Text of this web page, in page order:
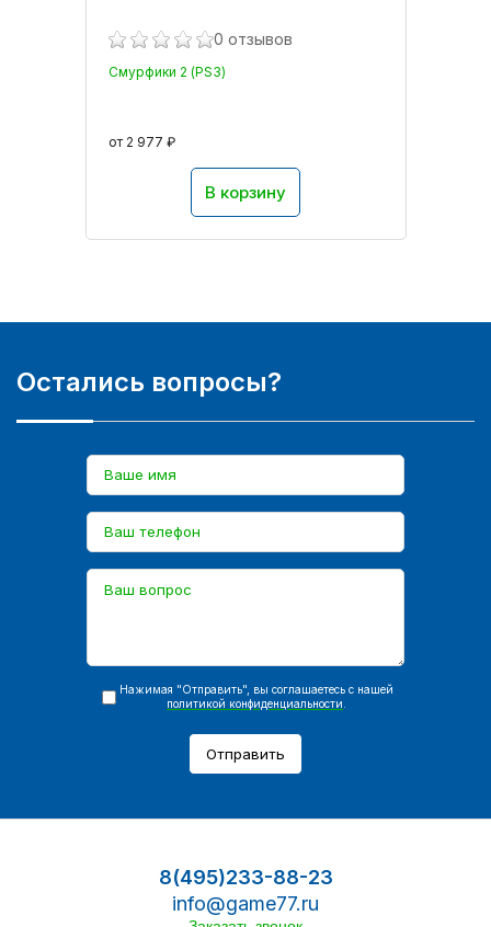
0 отзывов
Смурфики 2 (PS3)
от 2 977 ₽
В корзину
Остались вопросы?
Нажимая "Отправить", вы соглашаетесь с нашей
политикой конфиденциальности
Отправить
8(495)233-88-23
info@game77.ru